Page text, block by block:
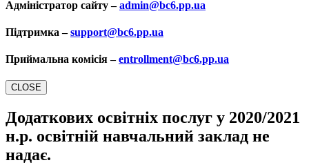
Адміністратор сайту –admin@bc6.pp.ua
Підтримка –support@bc6.pp.ua
Приймальна комісія –entrollment@bc6.pp.ua
CLOSE
Додаткових освітніх послуг у 2020/2021
н.р. освітній навчальний заклад не
надає.